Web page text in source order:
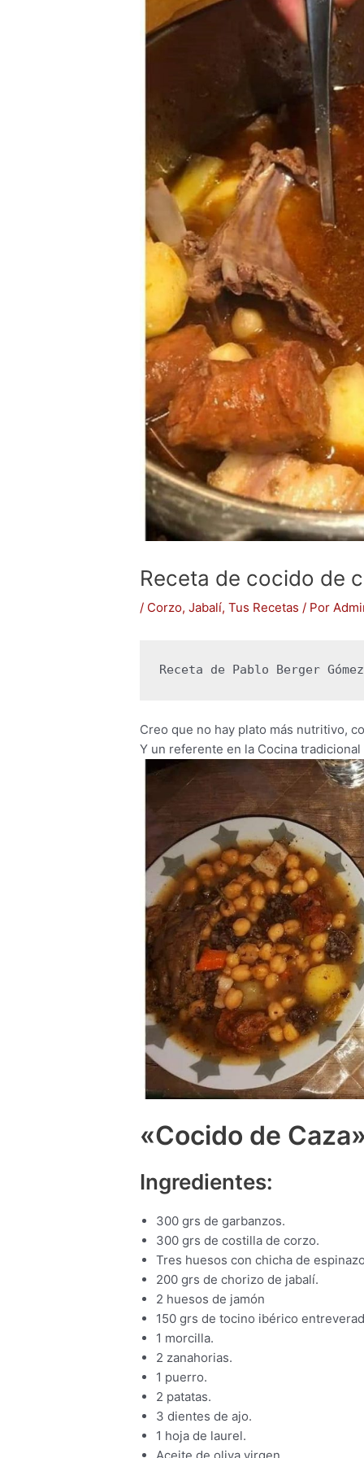
Receta de cocido de
/ Corzo,Jabalí,Tus Recetas / Por
Receta de Pablo Berger Gómez
Creo que no hay plato más nutritivo,
Y un referente en la Cocina tradicional
«Cocido de
Ingredientes:
300 grs de garbanzos.
300 grs de costilla de corzo.
Tres huesos con chicha de
200 grs de chorizo de jabalí.
2 huesos de jamón
150 grs de tocino ibérico
1 morcilla.
2 zanahorias.
1 puerro.
2 patatas.
3 dientes de ajo.
1 hoja de laurel.